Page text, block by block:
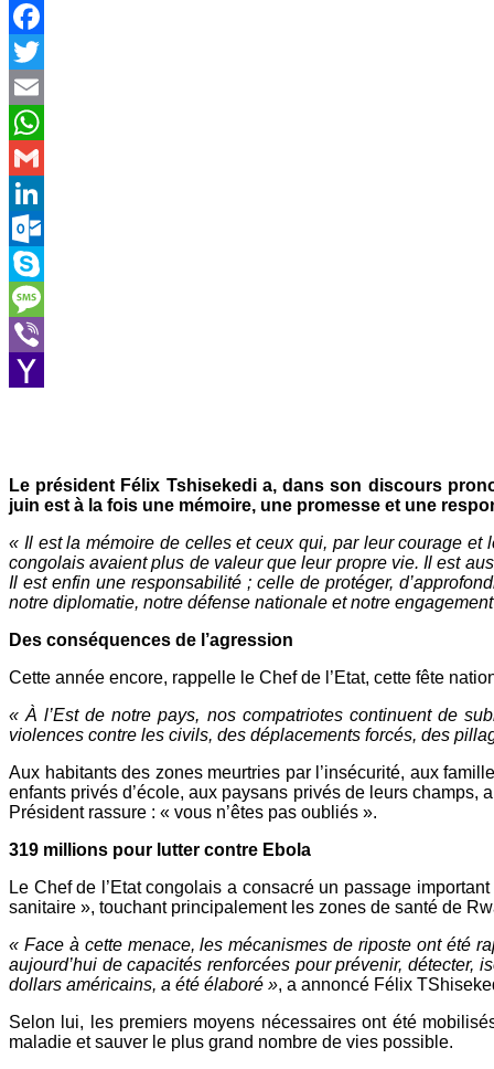
Facebook
Twitter
Email
WhatsApp
Gmail
LinkedIn
Outlook.com
Skype
Message
Viber
Le président Félix Tshisekedi a, dans son discours
juin est à la fois une mémoire, une promesse et une
« Il est la mémoire de celles et ceux qui, par leur courage
congolais avaient plus de valeur que leur propre vie. Il est
Il est enfin une responsabilité ; celle de protéger,
notre diplomatie, notre défense nationale et notre
Des conséquences de l’agression
Cette année encore, rappelle le Chef de l’Etat, cette fête
« À l’Est de notre pays, nos compatriotes continuent de
violences contre les civils, des déplacements forcés, des
Aux habitants des zones meurtries par l’insécurité, aux
enfants privés d’école, aux paysans privés de leurs
Président rassure : « vous n’êtes pas oubliés ».
319 millions pour lutter contre Ebola
Le Chef de l’Etat congolais a consacré un passage
sanitaire », touchant principalement les zones de santé de
« Face à cette menace, les mécanismes de riposte ont été
aujourd’hui de capacités renforcées pour prévenir,
dollars américains, a été élaboré », a annoncé Félix
Selon lui, les premiers moyens nécessaires ont été
maladie et sauver le plus grand nombre de vies possible.